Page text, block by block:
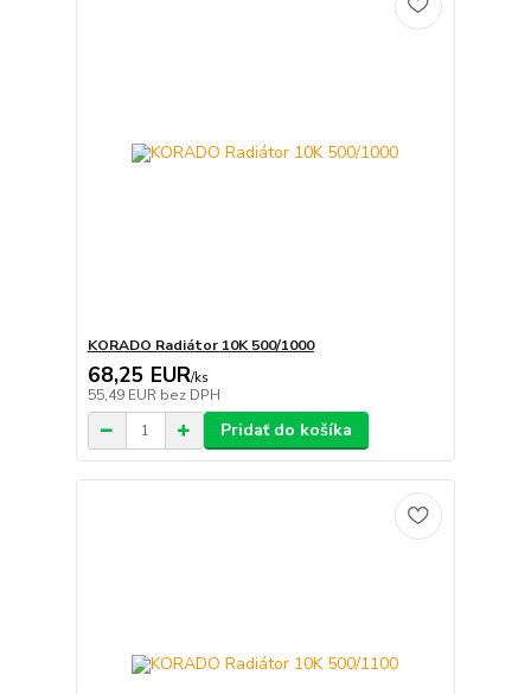
KORADO Radiátor 10K 500/1000
68,25 EUR/ks
55,49 EUR bez DPH
Pridať do košíka